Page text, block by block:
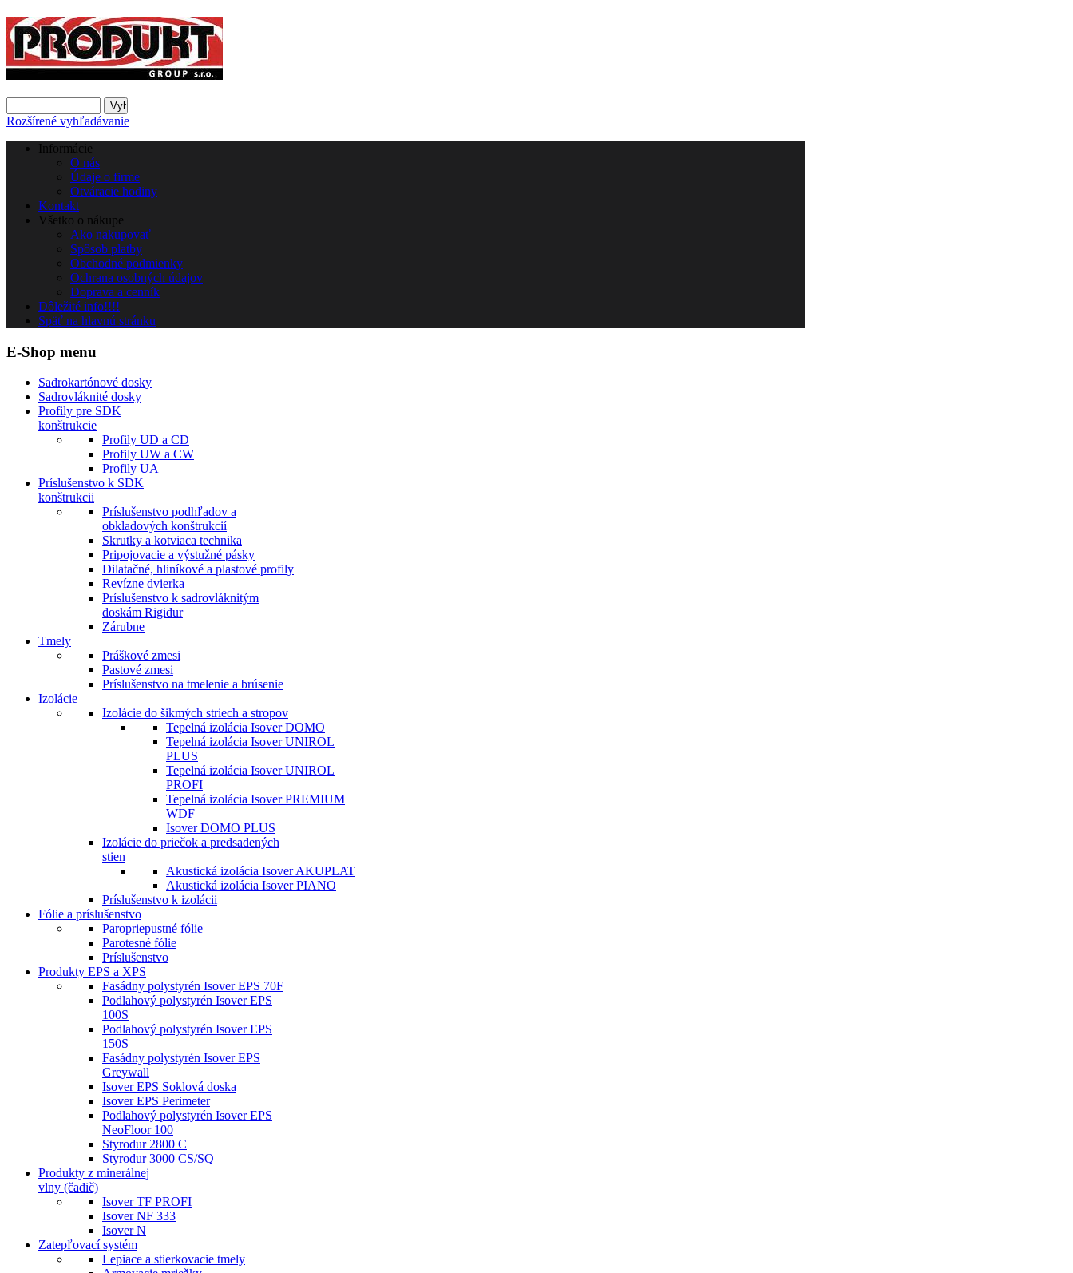
Rozšírené vyhľadávanie
Informácie
O nás
Údaje o firme
Otváracie hodiny
Kontakt
Všetko o nákupe
Ako nakupovať
Spôsob platby
Obchodné podmienky
Ochrana osobných údajov
Doprava a cenník
Dôležité info!!!!
Späť na hlavnú stránku
E-Shop menu
Sadrokartónové dosky
Sadrovláknité dosky
Profily pre SDK
konštrukcie
Profily UD a CD
Profily UW a CW
Profily UA
Príslušenstvo k SDK
konštrukcii
Príslušenstvo podhľadov a
obkladových konštrukcií
Skrutky a kotviaca technika
Pripojovacie a výstužné pásky
Dilatačné, hliníkové a plastové profily
Revízne dvierka
Príslušenstvo k sadrovláknitým
doskám Rigidur
Zárubne
Tmely
Práškové zmesi
Pastové zmesi
Príslušenstvo na tmelenie a brúsenie
Izolácie
Izolácie do šikmých striech a stropov
Tepelná izolácia Isover DOMO
Tepelná izolácia Isover UNIROL
PLUS
Tepelná izolácia Isover UNIROL
PROFI
Tepelná izolácia Isover PREMIUM
WDF
Isover DOMO PLUS
Izolácie do priečok a predsadených
stien
Akustická izolácia Isover AKUPLAT
Akustická izolácia Isover PIANO
Príslušenstvo k izolácii
Fólie a príslušenstvo
Paropriepustné fólie
Parotesné fólie
Príslušenstvo
Produkty EPS a XPS
Fasádny polystyrén Isover EPS 70F
Podlahový polystyrén Isover EPS
100S
Podlahový polystyrén Isover EPS
150S
Fasádny polystyrén Isover EPS
Greywall
Isover EPS Soklová doska
Isover EPS Perimeter
Podlahový polystyrén Isover EPS
NeoFloor 100
Styrodur 2800 C
Styrodur 3000 CS/SQ
Produkty z minerálnej
vlny (čadič)
Isover TF PROFI
Isover NF 333
Isover N
Zatepľovací systém
Lepiace a stierkovacie tmely